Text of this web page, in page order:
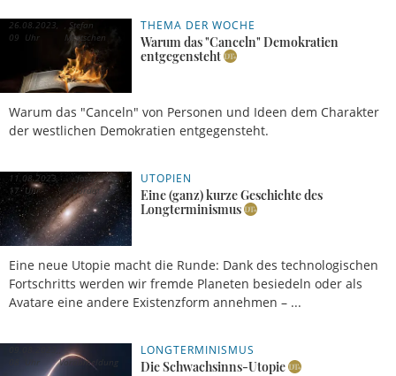
THEMA DER WOCHE
Warum das "Canceln" Demokratien
entgegensteht
Warum das "Canceln" von Personen und Ideen dem Charakter
der westlichen Demokratien entgegensteht.
26.08.2023,
09 Uhr
Stefan
Meetschen
UTOPIEN
Eine (ganz) kurze Geschichte des
Longterminismus
Eine neue Utopie macht die Runde: Dank des technologischen
Fortschritts werden wir fremde Planeten besiedeln oder als
Avatare eine andere Existenzform annehmen – ...
11.08.2023,
17 Uhr
Josef
Bordat
LONGTERMINISMUS
Die Schwachsinns-Utopie
Vorabmeldung